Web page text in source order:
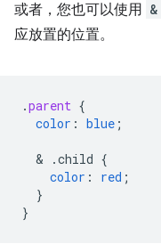
或者，您也可以使用 &
应放置的位置。
.parent {
color : blue ;
  &
.child {
color : red ;
}
}